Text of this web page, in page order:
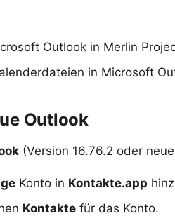
Outlook in Merlin
in Microsoft
Outlook
(Version 16.76.2 oder
Konto in Kontakte.app
Kontakte für das Konto.